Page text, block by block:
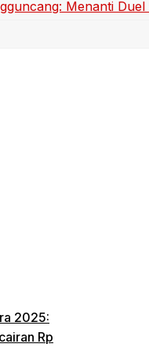
Menanti
2025:
Rp